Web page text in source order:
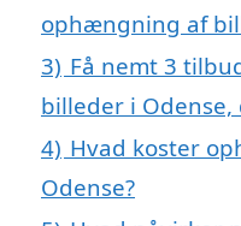
ophængning af
3) Få nemt 3
billeder i
4) Hvad koster
Odense?